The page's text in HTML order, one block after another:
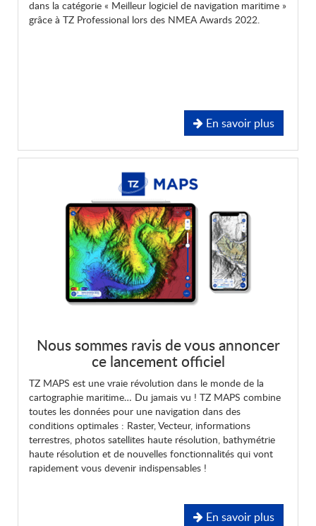
dans la catégorie « Meilleur logiciel de navigation maritime »
grâce à TZ Professional lors des NMEA Awards 2022.
En savoir plus
Nous sommes ravis de vous annoncer
ce lancement officiel
TZ MAPS est une vraie révolution dans le monde de la
cartographie maritime… Du jamais vu ! TZ MAPS combine
toutes les données pour une navigation dans des
conditions optimales : Raster, Vecteur, informations
terrestres, photos satellites haute résolution, bathymétrie
haute résolution et de nouvelles fonctionnalités qui vont
rapidement vous devenir indispensables !
En savoir plus